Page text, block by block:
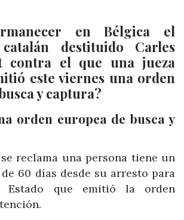
en Bélgica el
destituido Carles
contra el que una jueza
este viernes una orden
y captura?
orden europea de busca y
reclama una persona tiene un
60 días desde su arresto para
Estado que emitió la orden